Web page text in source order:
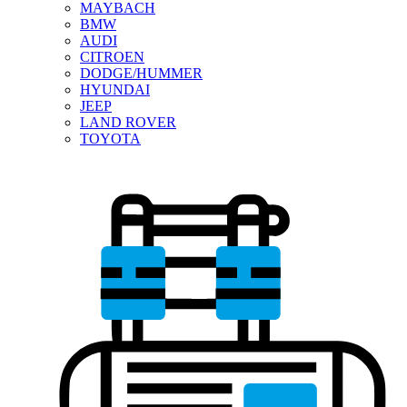
MAYBACH
BMW
AUDI
CITROEN
DODGE/HUMMER
HYUNDAI
JEEP
LAND ROVER
TOYOTA